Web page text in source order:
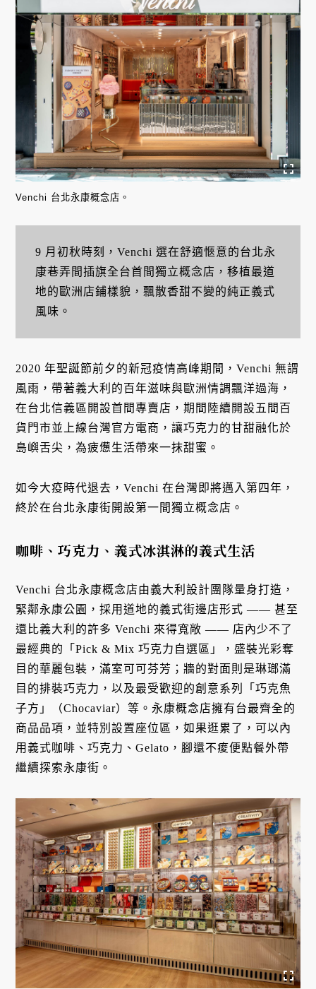
Venchi 台北永康概念店。
9 月初秋時刻，Venchi 選在舒適愜意的台北永
康巷弄間插旗全台首間獨立概念店，移植最道
地的歐洲店鋪樣貌，飄散香甜不變的純正義式
風味。
2020 年聖誕節前夕的新冠疫情高峰期間，Venchi 無謂
風雨，帶著義大利的百年滋味與歐洲情調飄洋過海，
在台北信義區開設首間專賣店，期間陸續開設五間百
貨門市並上線台灣官方電商，讓巧克力的甘甜融化於
島嶼舌尖，為疲憊生活帶來一抹甜蜜。
如今大疫時代退去，Venchi 在台灣即將邁入第四年，
終於在台北永康街開設第一間獨立概念店。
咖啡、巧克力、義式冰淇淋的義式生活
Venchi 台北永康概念店由義大利設計團隊量身打造，
緊鄰永康公園，採用道地的義式街邊店形式 —— 甚至
還比義大利的許多 Venchi 來得寬敞 —— 店內少不了
最經典的「Pick & Mix 巧克力自選區」，盛裝光彩奪
目的華麗包裝，滿室可可芬芳；牆的對面則是琳瑯滿
目的排裝巧克力，以及最受歡迎的創意系列「巧克魚
子方」（Chocaviar）等。永康概念店擁有台最齊全的
商品品項，並特別設置座位區，如果逛累了，可以內
用義式咖啡、巧克力、Gelato，腳還不痠便點餐外帶
繼續探索永康街。